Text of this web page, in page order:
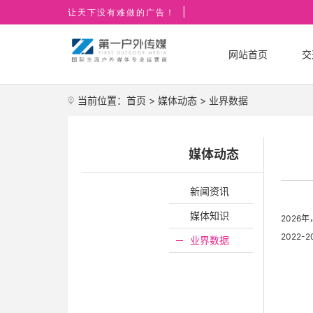
让天下没有难做的广告！
网站首页
当前位置： 首页 > 媒体动态 > 业界数据
媒体动态
新闻资讯
媒体知识
业界数据
2026年
2022-